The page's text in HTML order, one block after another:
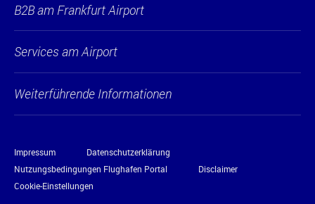
B2B am Frankfurt Airport
Services am Airport
Weiterführende Informationen
Impressum
Datenschutzerklärung
Nutzungsbedingungen Flughafen Portal
Disclaimer
Cookie-Einstellungen